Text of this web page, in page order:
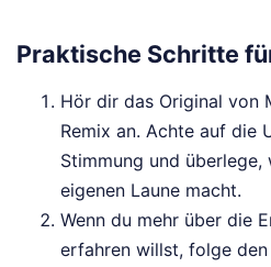
Praktische Schritte
Hör dir das Original von
Remix an. Achte auf die
Stimmung und
eigenen Laune macht.
Wenn du mehr über die
erfahren willst, folge